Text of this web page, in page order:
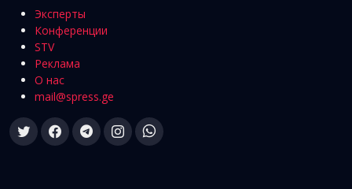
Эксперты
Конференции
STV
Реклама
О нас
mail@spress.ge